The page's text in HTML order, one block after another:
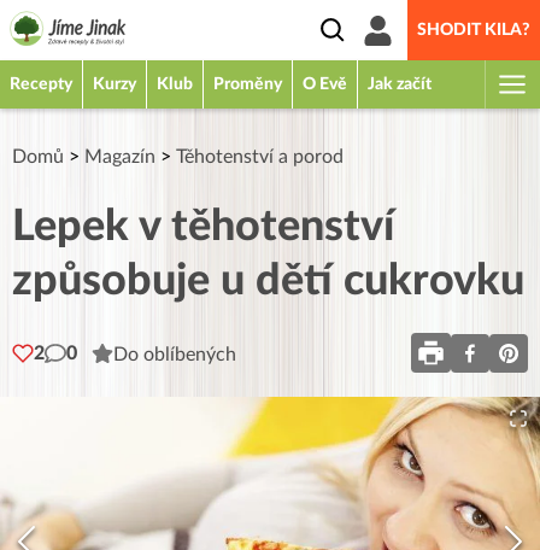
SHODIT KILA?
Recepty Kurzy Klub Proměny O Evě Jak začít
Domů > Magazín > Těhotenství a porod
Lepek v těhotenství
způsobuje u dětí cukrovku
2 0 Do oblíbených